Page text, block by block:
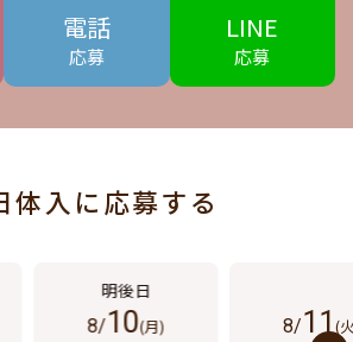
電話
応募
LINE
応募
体入に応募する
8/10(月) 8/11(